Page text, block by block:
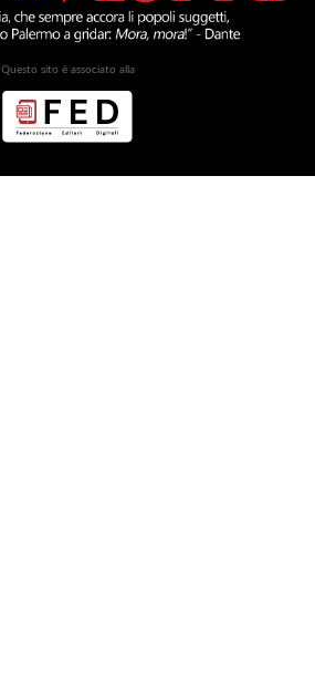
Questo sito è associato alla